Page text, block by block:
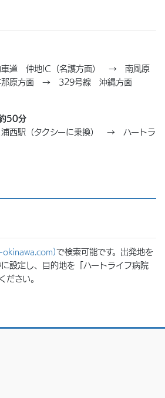
道 仲地IC（名護方面） → 南風原
原方面 → 329号線 沖縄方面
50分
西駅（タクシーに乗換） → ハートラ
okinawa.com)で検索可能です。出発地を
設定し、目的地を「ハートライフ病院
ださい。